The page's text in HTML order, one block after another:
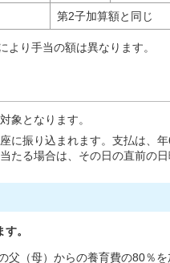
第2子加算額と同じ
り手当の額は異なります。
象となります。
に振り込まれます。支払は、
たる場合は、その日の直前の
。
父（母）からの養育費の80％